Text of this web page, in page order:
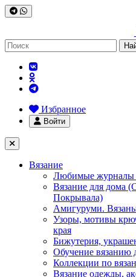
Избранное
Войти
Вязание
Любимые журналы
Вязание для дома
Покрывала)
Амигуруми.
Узоры, мотивы
края
Бижутерия,
Обучение вязанию
Коллекции по
Вязание одежды,